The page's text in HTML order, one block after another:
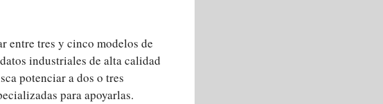
entre tres y cinco modelos de
industriales de alta calidad
potenciar a dos o tres
para apoyarlas.